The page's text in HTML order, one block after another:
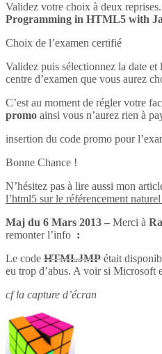
Validez votre choix à deux
Programming in HTML5 with
Choix de l’examen certifié
Validez puis sélectionnez la date et
centre d’examen que vous aurez
C’est au moment de régler votre
promo ainsi vous n’aurez rien à
insertion du code promo pour
Bonne Chance !
N’hésitez pas à lire aussi mon
l’html5 sur le référencement naturel
Maj du 6 Mars 2013 – Merci à
remonter l’info :
Le code HTMLJMP était
eu trop d’abus. A voir si Microsoft
cf la capture d’écran